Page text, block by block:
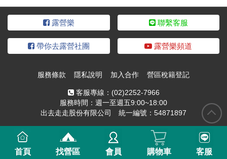
露營樂 聯繫客服
帶你去露營社團 露營樂頻道
服務條款 隱私說明 加入合作 營區稅籍登記
客服專線： (02)2252-7966
服務時間：週一至週五9:00~18:00
出去走走股份有限公司 統一編號：54871897
首頁 找營區 會員 購物車 客服